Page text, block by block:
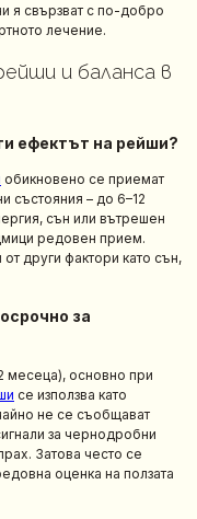
я свързват с по-добро
лечение.
и баланса в
ефектът на рейши?
обикновено се приемат
състояния – до 6–12
сън или вътрешен
редовен прием.
други фактори като сън,
за
месеца), основно при
се използва като
не се съобщават
за чернодробни
Затова често се
оценка на ползата